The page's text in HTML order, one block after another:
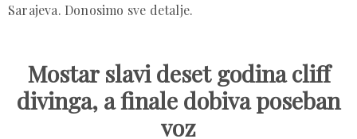
Sarajeva. Donosimo sve detalje.
Mostar slavi deset godina cliff
divinga, a finale dobiva poseban
voz